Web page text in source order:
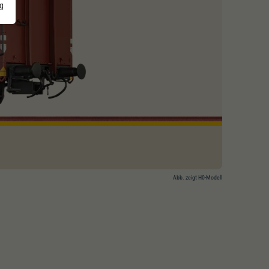
Abb. zeigt H0-Modell